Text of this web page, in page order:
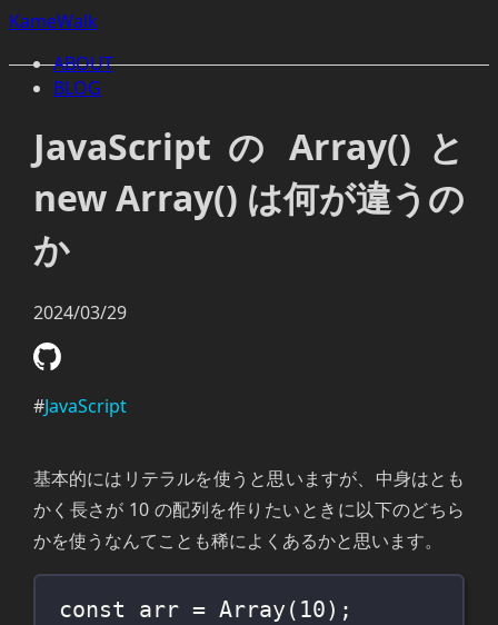
KameWalk
ABOUT
BLOG
JavaScript の Array() と
new Array() は何が違うの
か
2024/03/29
#JavaScript
基本的にはリテラルを使うと思いますが、中身はとも
かく長さが 10 の配列を作りたいときに以下のどちら
かを使うなんてことも稀によくあるかと思います。
const arr = Array ( 10);